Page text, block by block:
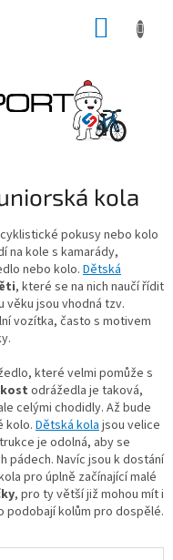
kola
pokusy nebo kolo
na kole s kamarády,
nebo kolo. Dětská
, které se na nich naučí řídit
věku jsou vhodná tzv.
vozítka, často s motivem
které velmi pomůže s
odrážedla je taková,
celými chodidly. Až bude
kolo. Dětská kolajsou velice
je odolná, aby se
pádech. Navíc jsou k dostání
pro úplně začínající malé
, pro ty větší již mohou mít i
podobají kolům pro dospělé.